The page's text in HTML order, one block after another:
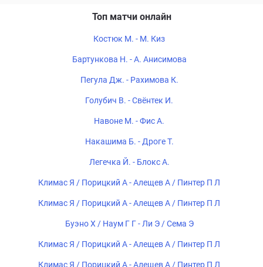
Топ матчи онлайн
Костюк М. - М. Киз
Бартункова Н. - А. Анисимова
Пегула Дж. - Рахимова К.
Голубич В. - Свёнтек И.
Навоне М. - Фис А.
Накашима Б. - Дроге Т.
Легечка Й. - Блокс А.
Климас Я / Порицкий А - Алещев А / Пинтер П Л
Климас Я / Порицкий А - Алещев А / Пинтер П Л
Буэно Х / Наум Г Г - Ли Э / Сема Э
Климас Я / Порицкий А - Алещев А / Пинтер П Л
Климас Я / Порицкий А - Алещев А / Пинтер П Л